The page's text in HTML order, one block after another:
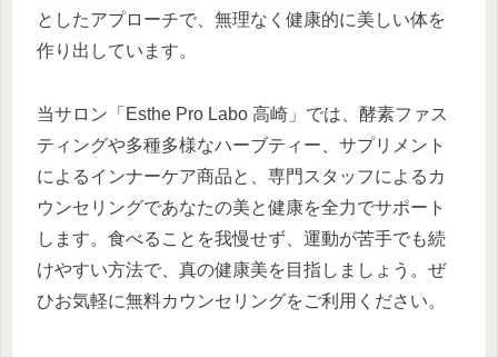
としたアプローチで、無理なく健康的に美しい体を
作り出しています。
当サロン「Esthe Pro Labo 高崎」では、酵素ファス
ティングや多種多様なハーブティー、サプリメント
によるインナーケア商品と、専門スタッフによるカ
ウンセリングであなたの美と健康を全力でサポート
します。食べることを我慢せず、運動が苦手でも続
けやすい方法で、真の健康美を目指しましょう。ぜ
ひお気軽に無料カウンセリングをご利用ください。